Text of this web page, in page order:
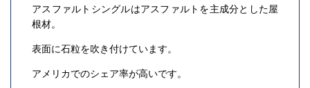
アスファルトシングルはアスファルトを主成分とした屋
根材。
表面に石粒を吹き付けています。
アメリカでのシェア率が高いです。